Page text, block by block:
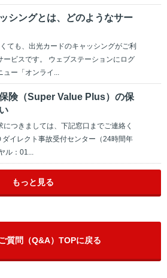
シングとは、どのようなサー
ても、出光カードのキャッシングがご利
ービスです。 ウェブステーションにログ
ュー「オンライ...
険（Super Value Plus）の保
つきましては、下記窓口までご連絡く
イレクト事故受付センター（24時間年
ル：01...
もっと見る
質問（Q&A）TOPに戻る